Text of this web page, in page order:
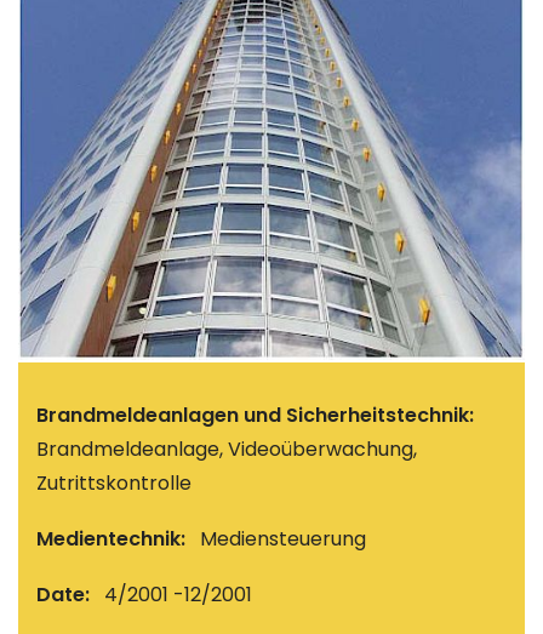
Brandmeldeanlagen und Sicherheitstechnik:
Brandmeldeanlage, Videoüberwachung,
Zutrittskontrolle
Medientechnik: Mediensteuerung
Date: 4/2001 -12/2001